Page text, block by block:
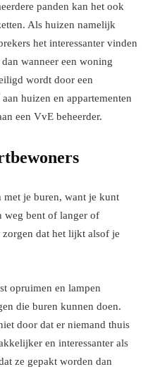
panden kan het ook
Als huizen namelijk
het interessanter vinden
wanneer een woning
wordt door een
huizen en appartementen
een VvE beheerder.
met je buren, want je kunt
weg bent of langer of
dat het lijkt alsof je
opruimen en lampen
die buren kunnen doen.
door dat er niemand thuis
en interessanter als
ze gepakt worden dan